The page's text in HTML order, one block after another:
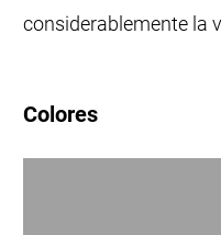
considerablemente la
Colores